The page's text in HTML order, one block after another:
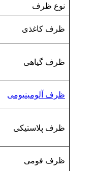
نوع ظرف
ظرف کاغذی
ظرف گیاهی
ظرف آلومینیومی
ظرف پلاستیکی
ظرف فومی